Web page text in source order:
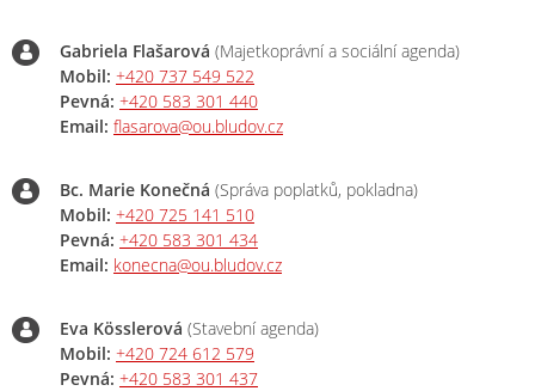
Gabriela Flašarová (Majetkoprávní a sociální agenda)
Mobil: +420 737 549 522
Pevná: +420 583 301 440
Email: flasarova@ou.bludov.cz
Bc. Marie Konečná (Správa poplatků, pokladna)
Mobil: +420 725 141 510
Pevná: +420 583 301 434
Email: konecna@ou.bludov.cz
Eva Kösslerová (Stavební agenda)
Mobil: +420 724 612 579
Pevná: +420 583 301 437